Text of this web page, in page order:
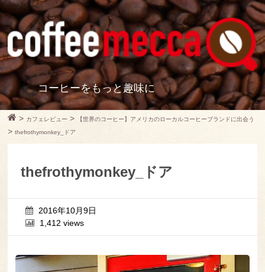
コーヒーをもっと趣味に
> カフェレビュー > 【世界のコーヒー】アメリカのローカルコーヒーブランドに出会う
>thefrothymonkey_ドア
thefrothymonkey_ドア
2016年10月9日
1,412 views